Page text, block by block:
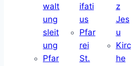
walt
ung
sleit
ung
Pfar
ifati
us
Pfar
rei
St.
z
Jes
u
Kirc
he